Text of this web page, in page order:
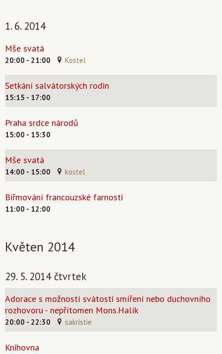
1. 6. 2014
Mše svatá
20:00 - 21:00 Kostel
Setkání salvátorských rodin
15:15 - 17:00
Praha srdce národů
15:00 - 15:30
Mše svatá
14:00 - 15:00 kostel
Biřmování francouzské farnosti
11:00 - 12:00
Květen 2014
29. 5. 2014 čtvrtek
Adorace s možností svátosti smíření nebo duchovního
rozhovoru - nepřítomen Mons.Halík
20:00 - 22:30 sakristie
Knihovna